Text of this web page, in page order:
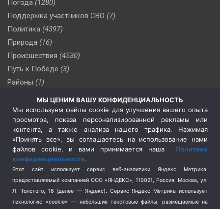
Погода (1280)
Поддержка участников СВО (7)
Политика (4397)
Природа (16)
Происшествия (4530)
Путь к Победе (3)
Районы (1)
(510)
Сельское хозяйство (3)
Социальная политика
(3)
Спецоперация в Украине
Спецоперация на Украине
(404)
Спорт (740)
Терроризм (1)
Транспорт (262)
МЫ ЦЕНИМ ВАШУ КОНФИДЕНЦИАЛЬНОСТЬ
Мы используем файлы cookie для улучшения вашего опыта
просмотра, показа персонализированной рекламы или
контента, а также анализа нашего трафика. Нажимая
«Принять все», вы соглашаетесь на использование нами
файлов cookie, и вами принимается наша Политика
конфиденциальности.
Этот сайт использует сервис веб-аналитики Яндекс Метрика,
предоставляемый компанией ООО «ЯНДЕКС», 119021, Россия, Москва, ул.
Л. Толстого, 16 (далее — Яндекс). Сервис Яндекс Метрика использует
технологию «cookie» — небольшие текстовые файлы, размещаемые на